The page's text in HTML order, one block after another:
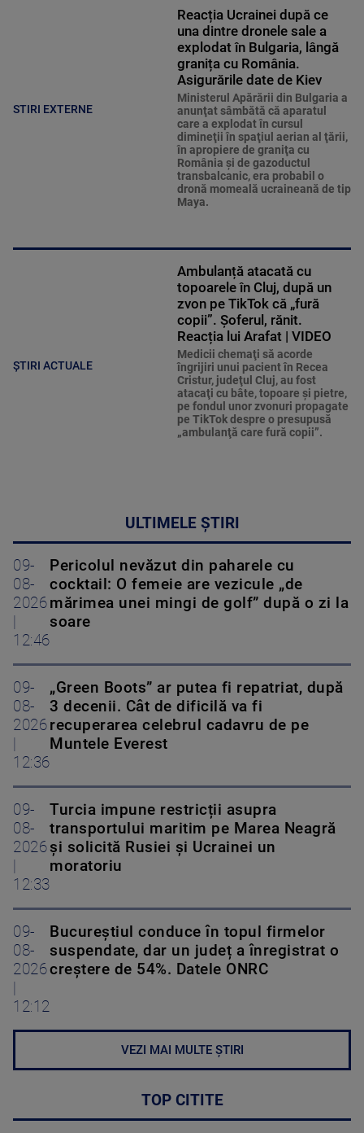
STIRI EXTERNE
Reacția Ucrainei după ce
una dintre dronele sale a
explodat în Bulgaria, lângă
granița cu România.
Asigurările date de Kiev
Ministerul Apărării din Bulgaria a
anunţat sâmbătă că aparatul
care a explodat în cursul
dimineţii în spaţiul aerian al ţării,
în apropiere de graniţa cu
România şi de gazoductul
transbalcanic, era probabil o
dronă momeală ucraineană de tip
Maya.
ȘTIRI ACTUALE
Ambulanță atacată cu
topoarele în Cluj, după un
zvon pe TikTok că „fură
copii”. Șoferul, rănit.
Reacția lui Arafat | VIDEO
Medicii chemaţi să acorde
îngrijiri unui pacient în Recea
Cristur, judeţul Cluj, au fost
atacaţi cu bâte, topoare şi pietre,
pe fondul unor zvonuri propagate
pe TikTok despre o presupusă
„ambulanţă care fură copii”.
ULTIMELE ȘTIRI
09-
08-
2026
12:46
Pericolul nevăzut din paharele cu
cocktail: O femeie are vezicule „de
mărimea unei mingi de golf” după o zi la
soare
09-
08-
2026
12:36
„Green Boots” ar putea fi repatriat, după
3 decenii. Cât de dificilă va fi
recuperarea celebrul cadavru de pe
Muntele Everest
09-
08-
2026
12:33
Turcia impune restricții asupra
transportului maritim pe Marea Neagră
și solicită Rusiei și Ucrainei un
moratoriu
09-
08-
2026
12:12
Bucureștiul conduce în topul firmelor
suspendate, dar un județ a înregistrat o
creștere de 54%. Datele ONRC
VEZI MAI MULTE ȘTIRI
TOP CITITE